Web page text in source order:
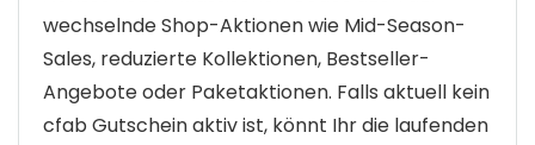
wechselnde Shop-Aktionen wie Mid-Season-
Sales, reduzierte Kollektionen, Bestseller-
Angebote oder Paketaktionen. Falls aktuell kein
cfab Gutschein aktiv ist, könnt Ihr die laufenden